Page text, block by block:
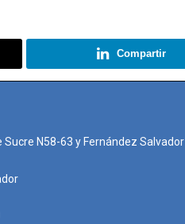
Compartir
N58-63 y Fernández Salvador